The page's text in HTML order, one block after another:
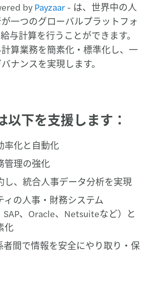
by Payzaar - は、世界中の人
一つのグローバルプラットフォ
与計算を行うことができます。
算業務を簡素化・標準化し、一
ナンスを実現します。
以下を支援します：
率化と自動化
管理の強化
し、統合人事データ分析を実現
ィの人事・財務システム
SAP、Oracle、Netsuiteなど）と
化
者間で情報を安全にやり取り・保